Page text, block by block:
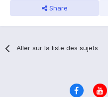
Share
Aller sur la liste des sujets